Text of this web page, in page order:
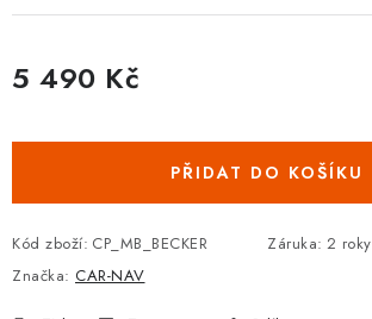
5 490 Kč
PŘIDAT DO KOŠÍKU
Kód zboží: CP_MB_BECKER Záruka: 2 roky
Značka: CAR-NAV